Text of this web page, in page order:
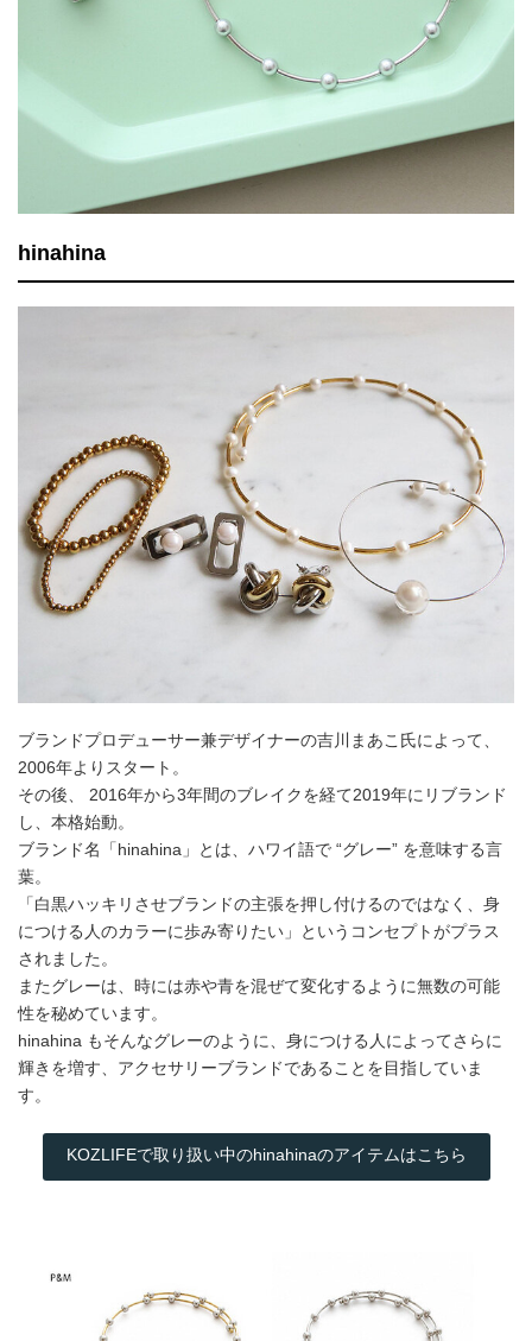
hinahina
ブランドプロデューサー兼デザイナーの吉川まあこ氏によって、
2006年よりスタート。
その後、 2016年から3年間のブレイクを経て2019年にリブランド
し、本格始動。
ブランド名「hinahina」とは、ハワイ語で “グレー” を意味する言
葉。
「白黒ハッキリさせブランドの主張を押し付けるのではなく、身
につける人のカラーに歩み寄りたい」というコンセプトがプラス
されました。
またグレーは、時には赤や青を混ぜて変化するように無数の可能
性を秘めています。
hinahina もそんなグレーのように、身につける人によってさらに
輝きを増す、アクセサリーブランドであることを目指していま
す。
KOZLIFEで取り扱い中のhinahinaのアイテムはこちら